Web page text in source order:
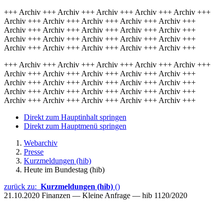
+++ Archiv +++ Archiv +++ Archiv +++ Archiv +++ Archiv +++
Archiv +++ Archiv +++ Archiv +++ Archiv +++ Archiv +++
Archiv +++ Archiv +++ Archiv +++ Archiv +++ Archiv +++
Archiv +++ Archiv +++ Archiv +++ Archiv +++ Archiv +++
Archiv +++ Archiv +++ Archiv +++ Archiv +++ Archiv +++
+++ Archiv +++ Archiv +++ Archiv +++ Archiv +++ Archiv +++
Archiv +++ Archiv +++ Archiv +++ Archiv +++ Archiv +++
Archiv +++ Archiv +++ Archiv +++ Archiv +++ Archiv +++
Archiv +++ Archiv +++ Archiv +++ Archiv +++ Archiv +++
Archiv +++ Archiv +++ Archiv +++ Archiv +++ Archiv +++
Direkt zum Hauptinhalt springen
Direkt zum Hauptmenü springen
Webarchiv
Presse
Kurzmeldungen (hib)
Heute im Bundestag (hib)
zurück zu: Kurzmeldungen (hib) ()
21.10.2020 Finanzen — Kleine Anfrage — hib 1120/2020